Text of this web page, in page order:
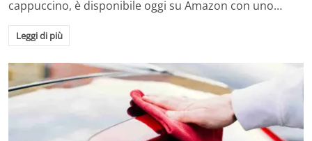
cappuccino, è disponibile oggi su Amazon con uno…
Leggi di più